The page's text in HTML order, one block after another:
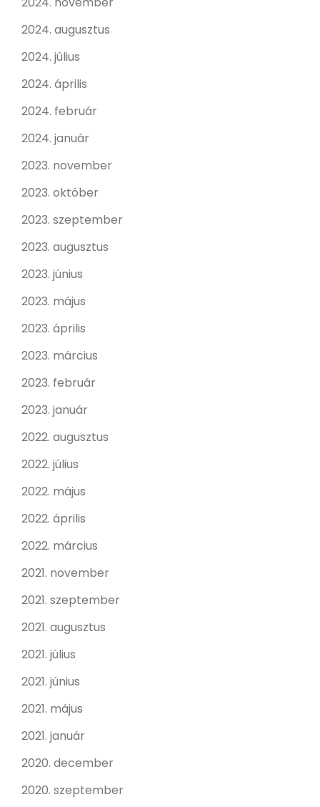
2024. augusztus
2024. július
2024. április
2024. február
2024. január
2023. november
2023. október
2023. szeptember
2023. augusztus
2023. június
2023. május
2023. április
2023. március
2023. február
2023. január
2022. augusztus
2022. július
2022. május
2022. április
2022. március
2021. november
2021. szeptember
2021. augusztus
2021. július
2021. június
2021. május
2021. január
2020. december
2020. szeptember